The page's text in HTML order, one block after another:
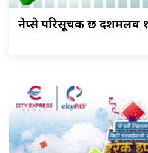
नेप्से परिसूचक छ दशमलव